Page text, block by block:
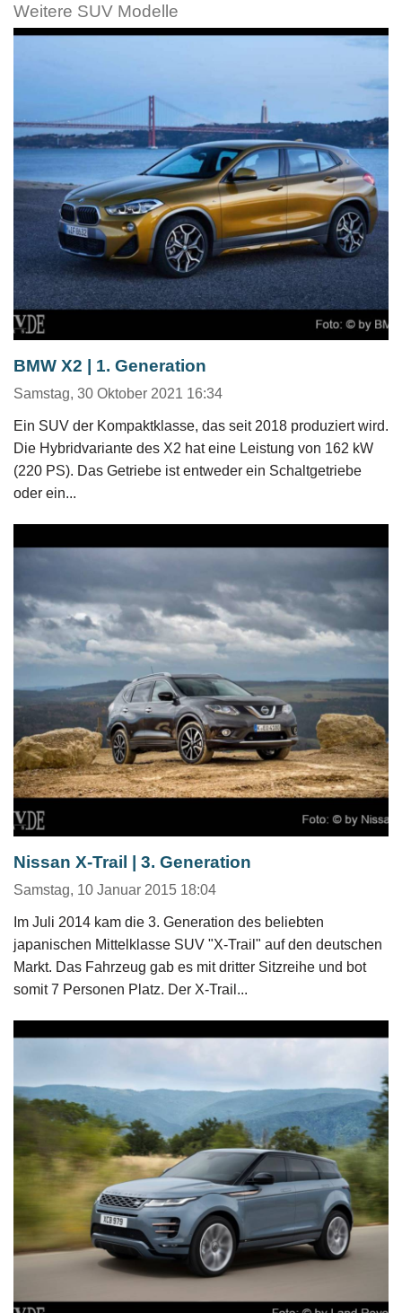
Weitere SUV Modelle
BMW X2 | 1. Generation
Samstag, 30 Oktober 2021 16:34
Ein SUV der Kompaktklasse, das seit 2018 produziert wird.
Die Hybridvariante des X2 hat eine Leistung von 162 kW
(220 PS). Das Getriebe ist entweder ein Schaltgetriebe
oder ein...
Nissan X-Trail | 3. Generation
Samstag, 10 Januar 2015 18:04
Im Juli 2014 kam die 3. Generation des beliebten
japanischen Mittelklasse SUV "X-Trail" auf den deutschen
Markt. Das Fahrzeug gab es mit dritter Sitzreihe und bot
somit 7 Personen Platz. Der X-Trail...